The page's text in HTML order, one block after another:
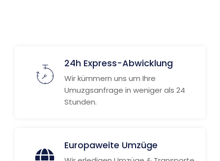
24h Express-Abwicklung
Wir kümmern uns um Ihre
Umuzgsanfrage in weniger als 24
Stunden.
Europaweite Umzüge